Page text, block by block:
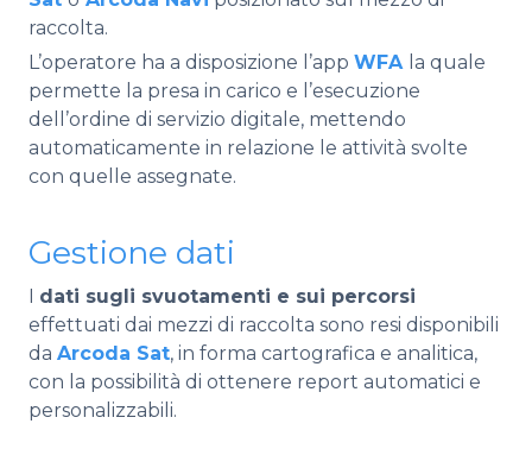
raccolta.
L’operatore ha a disposizione l’app WFA la quale
permette la presa in carico e l’esecuzione
dell’ordine di servizio digitale, mettendo
automaticamente in relazione le attività svolte
con quelle assegnate.
Gestione dati
dati sugli svuotamenti e sui percorsi
effettuati dai mezzi di raccolta sono resi disponibili
da Arcoda Sat, in forma cartografica e analitica,
con la possibilità di ottenere report automatici e
personalizzabili.